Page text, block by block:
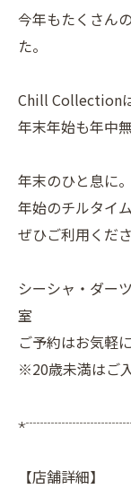
今年もたくさん
た。
Chill Collection
年末年始も年中
年末のひと息に。
年始のチルタイム
ぜひご利用くだ
シーシャ・ダー
室
ご予約はお気軽
※20歳未満はご
【店舗詳細】